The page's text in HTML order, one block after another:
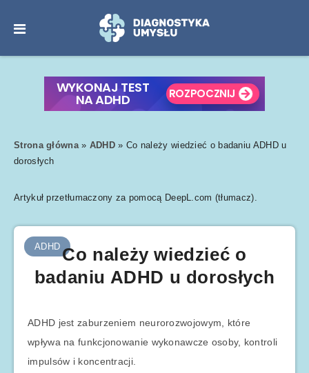
Strona główna» ADHD » Co należy wiedzieć o badaniu ADHD u
dorosłych
Artykuł przetłumaczony za pomocą DeepL.com (tłumacz).
ADHD Co należy wiedzieć o
badaniu ADHD u dorosłych
ADHD jest zaburzeniem neurorozwojowym, które
wpływa na funkcjonowanie wykonawcze osoby, kontroli
impulsów i koncentracji.